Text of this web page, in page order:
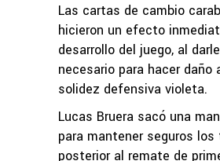
Las cartas de cambio
hicieron un efecto
desarrollo del juego, al
necesario para hacer daño
solidez defensiva violeta.
Lucas Bruera sacó una
para mantener seguros los
posterior al remate de